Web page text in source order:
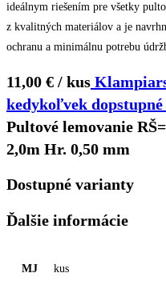
ideálnym riešením pre všetky
z kvalitných materiálov a je
ochranu a minimálnu potrebu
11,00 € / kus
kedykoľvek
Pultové lemovanie
2,0m Hr. 0,50 mm
Dostupné varianty
Ďalšie informácie
MJ kus